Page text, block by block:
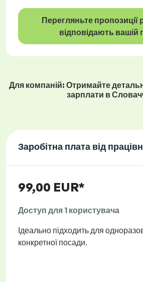
Перегляньте пропозиції
відповідають вашій
Для компаній: Отримайте
зарплати в
Заробітна плата від
99,00 EUR*
Доступ для 1 користувача
Ідеально підходить для
конкретної посади.